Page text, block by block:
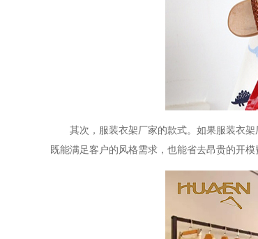
其次，服装衣架厂家的款式。如果服装衣
既能满足客户的风格需求，也能省去昂贵的开模